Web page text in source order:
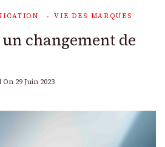
VIE DES MARQUES
changement de
On 29 Juin 2023